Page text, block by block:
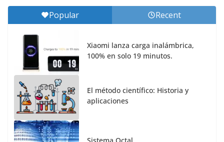
Popular Recent
Xiaomi lanza carga inalámbrica,
100% en solo 19 minutos.
El método científico: Historia y
aplicaciones